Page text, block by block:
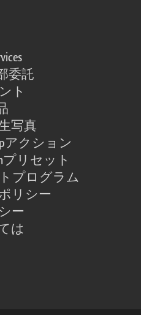
委託
ト
写真
アクション
プリセット
プログラム
リシー
ー
は